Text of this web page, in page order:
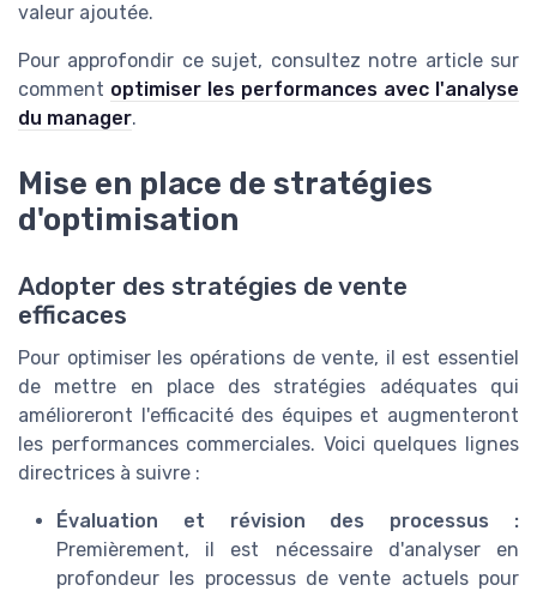
valeur ajoutée.
Pour approfondir ce sujet, consultez notre article sur
comment optimiser les performances avec l'analyse
du manager.
Mise en place de stratégies
d'optimisation
Adopter des stratégies de vente
efficaces
Pour optimiser les opérations de vente, il est essentiel
de mettre en place des stratégies adéquates qui
amélioreront l'efficacité des équipes et augmenteront
les performances commerciales. Voici quelques lignes
directrices à suivre :
Évaluation et révision des processus :
Premièrement, il est nécessaire d'analyser en
profondeur les processus de vente actuels pour